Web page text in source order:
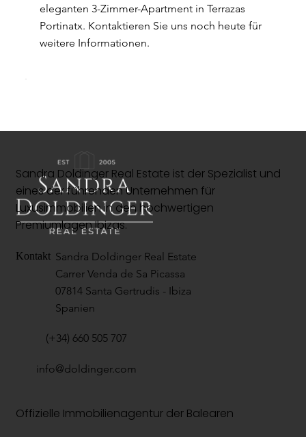
eleganten 3-Zimmer-Apartment in Terrazas
Portinatx. Kontaktieren Sie uns noch heute für
weitere Informationen.
Sandra Doldinger Real Estate ist der Spezialist und
eines der führenden Unternehmen für
Luxusimmobilien in den hochwertigen
Premiumlagen Ibizas.
Offizielle Immobilienagentur der Balearen
Kontakt Sandra Doldinger Real Estate
Carrer Venda de Sa Picassa
07814 Santa Gertrudis - Ibiza
Spanien
(+34) 660 505 707
info@doldinger.com